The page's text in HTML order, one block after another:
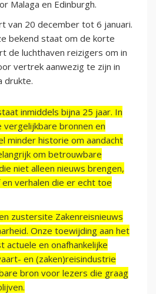
Malaga en Edinburgh.
van 20 december tot 6 januari.
bekend staat om de korte
de luchthaven reizigers om in
vertrek aanwezig te zijn in
drukte.
inmiddels bijna 25 jaar. In
bronnen en
minder historie om aandacht
om betrouwbare
niet alleen nieuws brengen,
verhalen die er echt toe
zustersite Zakenreisnieuws
Onze toewijding aan het
actuele en onafhankelijke
en (zaken)reisindustrie
bron voor lezers die graag